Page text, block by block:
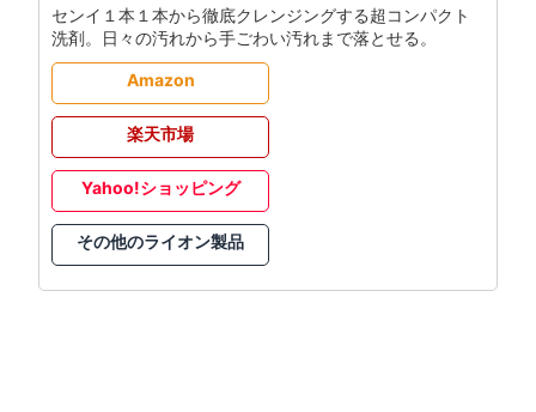
センイ１本１本から徹底クレンジングする超コンパクト
洗剤。日々の汚れから手ごわい汚れまで落とせる。
Amazon
楽天市場
Yahoo!ショッピング
その他のライオン製品